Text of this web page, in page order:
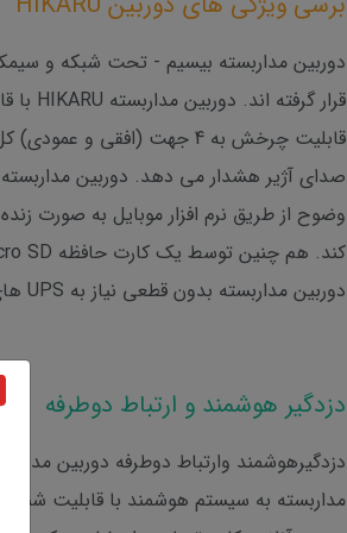
دوربین مداربسته بیسیم - تحت شبکه و
قابلیت چرخش به 4 جهت
صدای آژیر هشدار می دهد. دوربین
دوربین مداربسته بدون قطعی نیاز به UPS های 12 ولتی است که تامین برق اضطراری این دوربین را تا 2 ساعت فراهم می کند
دزدگیر هوشمند و ارتباط دوطرفه
دزدگیرهوشمند وارتباط دوطرفه دوربین
مداربسته به سیستم هوشمند با قابلیت